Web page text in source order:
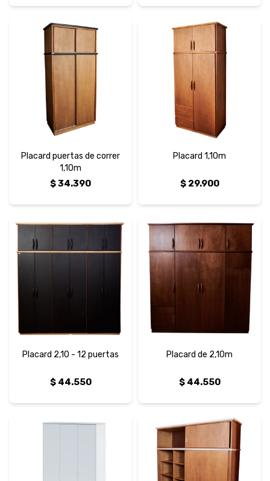
Placard puertas de correr
1,10m
$34.390
Placard 1,10m
$ 29.900
Placard 2,10 - 12 puertas
$ 44.550
Placard de 2,10m
$ 44.550